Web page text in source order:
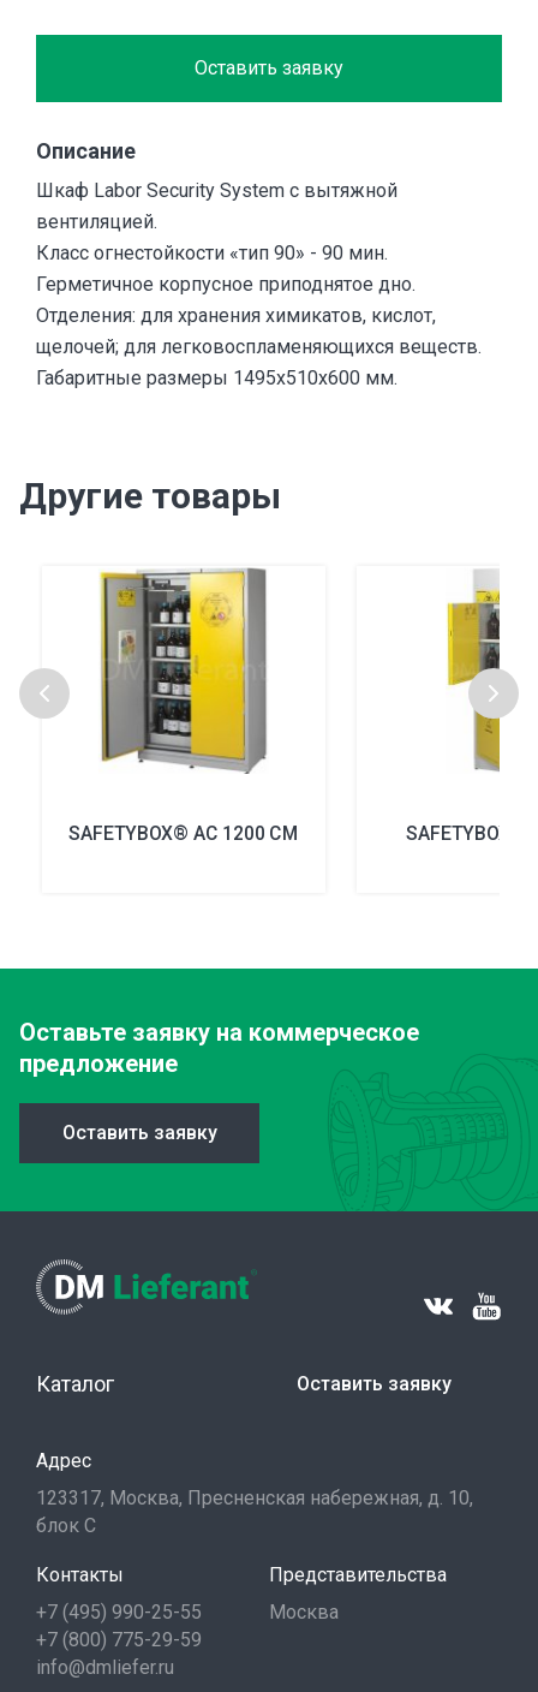
Оставить заявку
Описание
Шкаф Labor Security System с вытяжной
вентиляцией.
Класс огнестойкости «тип 90» - 90 мин.
Герметичное корпусное приподнятое дно.
Отделения: для хранения химикатов, кислот,
щелочей; для легковоспламеняющихся веществ.
Габаритные размеры 1495x510x600 мм.
Другие товары
SAFETYBOX® AC 1200 CM SAFETYBOX®
Оставьте заявку на коммерческое
предложение
Оставить заявку
Каталог Оставить заявку
Адрес
123317, Москва, Пресненская набережная, д. 10,
блок С
Контакты
+7 (495) 990-25-55
+7 (800) 775-29-59
info@dmliefer.ru
Представительства
Москва